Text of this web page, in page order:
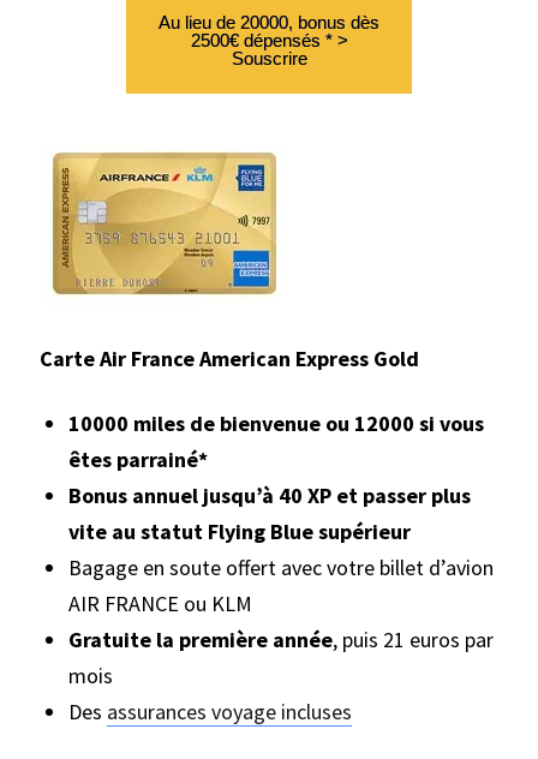
Au lieu de 20000, bonus dès
2500€ dépensés * >
Souscrire
Carte Air France American Express Gold
10000 miles de bienvenue ou 12000 si vous
êtes parrainé*
Bonus annuel jusqu’à 40 XP et passer plus
vite au statut Flying Blue supérieur
Bagage en soute offert avec votre billet d’avion
AIR FRANCE ou KLM
Gratuite la première année, puis 21 euros par
mois
Des assurances voyage incluses